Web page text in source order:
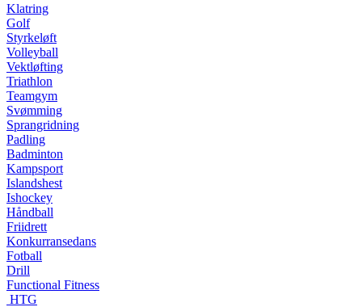
Klatring
Golf
Styrkeløft
Volleyball
Vektløfting
Triathlon
Teamgym
Svømming
Sprangridning
Padling
Badminton
Kampsport
Islandshest
Ishockey
Håndball
Friidrett
Konkurransedans
Fotball
Drill
Functional Fitness
HTG